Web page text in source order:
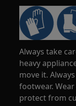
Always take
heavy
move it.
footwear.
protect from